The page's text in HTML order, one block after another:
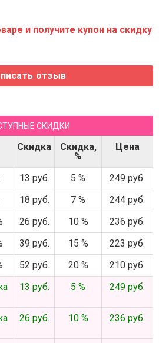
и получите купон на скидку
СКИДКИ
Скидка
Скидка,
%
Цена
13 руб. 5 %
249 руб.
18 руб. 7 %
244 руб.
26 руб. 10 %
236 руб.
39 руб. 15 %
223 руб.
52 руб. 20 %
210 руб.
13 руб. 5 % 249 руб.
26 руб. 10 % 236 руб.